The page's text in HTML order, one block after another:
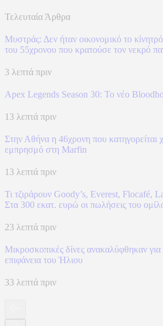
Τελευταία Άρθρα
Μυστράς: Δεν ήταν οικονομικό το
του 55χρονου που κρατούσε τον νεκρό
3 λεπτά πριν
Apex Legends Season 30: Το νέο
13 λεπτά πριν
Στην Αθήνα η 46χρονη που κατηγορείται
εμπρησμό στη Marfin
13 λεπτά πριν
Τι τζιράρουν Goody’s, Everest, Flocafé,
Στα 300 εκατ. ευρώ οι πωλήσεις του
23 λεπτά πριν
Μικροσκοπικές δίνες ανακαλύφθηκαν
επιφάνεια του Ήλιου
33 λεπτά πριν